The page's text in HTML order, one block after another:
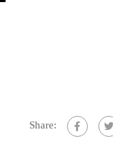
Share: